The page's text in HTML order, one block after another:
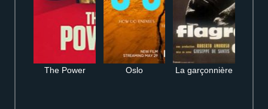
The Power Oslo La garçonnière